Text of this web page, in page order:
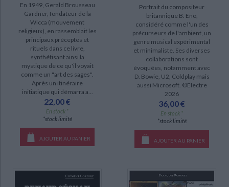
En 1949, Gerald Brousseau
Gardner, fondateur de la
Wicca (mouvement
religieux), en rassemblait les
principaux préceptes et
rituels dans ce livre,
synthétisant ainsi la
mystique de ce qu'il voyait
comme un "art des sages".
Après un itinéraire
initiatique qui démarra a...
22,00 €
En stock *
*stock limité
AJOUTER AU PANIER
Portrait du compositeur
britannique B. Eno,
considéré comme l'un des
précurseurs de l'ambient, un
genre musical expérimental
et minimaliste. Ses diverses
collaborations sont
évoquées, notamment avec
D. Bowie, U2, Coldplay mais
aussi Microsoft. ©Electre
2026
36,00 €
En stock *
*stock limité
AJOUTER AU PANIER